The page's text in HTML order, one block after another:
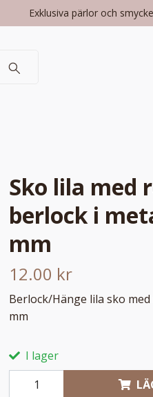
Exklusiva pärlor och
Sko lila med
berlock i
mm
12.00 kr
Berlock/Hänge lila sko
mm
I lager